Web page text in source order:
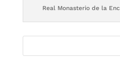
Real Monasterio de la